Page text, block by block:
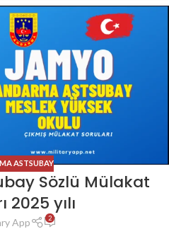
ASTSUBAY
Sözlü Mülakat
2025 yılı
App 2